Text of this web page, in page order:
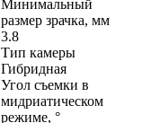
Минимальный
размер зрачка, мм
3.8
Тип камеры
Гибридная
Угол съемки в
мидриатическом
режиме, °